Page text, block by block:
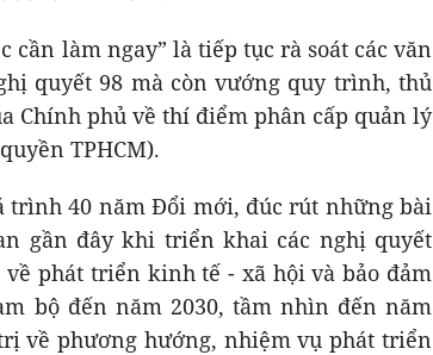
cần làm ngay” là tiếp tục rà soát các văn
quyết 98 mà còn vướng quy trình, thủ
Chính phủ về thí điểm phân cấp quản lý
TPHCM).
trình 40 năm Đổi mới, đúc rút những bài
gần đây khi triển khai các nghị quyết
phát triển kinh tế - xã hội và bảo đảm
bộ đến năm 2030, tầm nhìn đến năm
về phương hướng, nhiệm vụ phát triển